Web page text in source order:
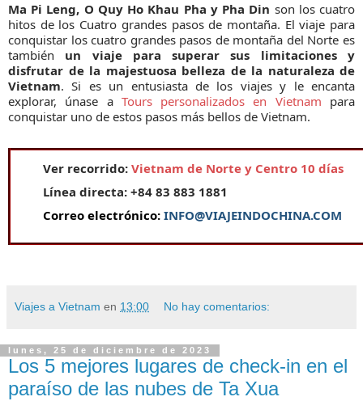
Ma Pi Leng, O Quy Ho Khau Pha y Pha Din son los cuatro
hitos de los Cuatro grandes pasos de montaña. El viaje para
conquistar los cuatro grandes pasos de montaña del Norte es
también un viaje para superar sus limitaciones y
disfrutar de la majestuosa belleza de la naturaleza de
Vietnam. Si es un entusiasta de los viajes y le encanta
explorar, únase a Tours personalizados en Vietnam para
conquistar uno de estos pasos más bellos de Vietnam.
Ver recorrido: Vietnam de Norte y Centro 10 días
Línea directa: +84 83 883 1881
Correo electrónico: INFO@VIAJEINDOCHINA.COM
Viajes a Vietnam en 13:00 No hay comentarios:
lunes, 25 de diciembre de 2023
Los 5 mejores lugares de check-in en el
paraíso de las nubes de Ta Xua